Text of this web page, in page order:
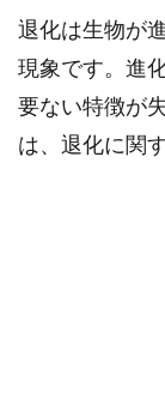
退化は生物が
現象です。進
要ない特徴が
は、退化に関